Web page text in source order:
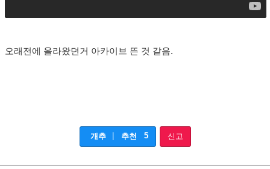
오래전에 올라왔던거 아카이브 뜬 것 같음.
개추 추천 5 신고